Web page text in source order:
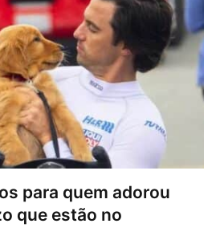
para quem adorou
que estão no